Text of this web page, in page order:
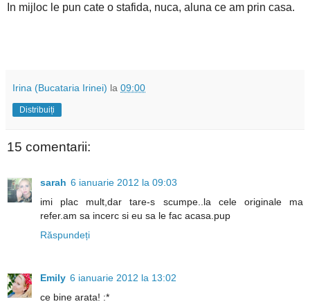
In mijloc le pun cate o stafida, nuca, aluna ce am prin casa.
Irina (Bucataria Irinei) la 09:00
Distribuiți
15 comentarii:
sarah 6 ianuarie 2012 la 09:03
imi plac mult,dar tare-s scumpe..la cele originale ma
refer.am sa incerc si eu sa le fac acasa.pup
Răspundeți
Emily 6 ianuarie 2012 la 13:02
ce bine arata! :*